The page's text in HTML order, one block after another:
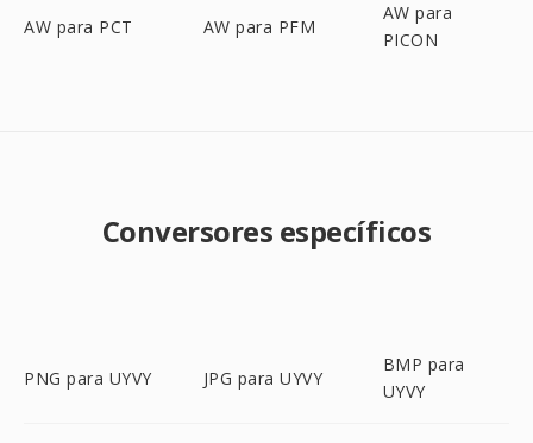
AW para PCT AW para PFM
AW para
PICON
Conversores específicos
PNG para UYVY JPG para UYVY
BMP para
UYVY